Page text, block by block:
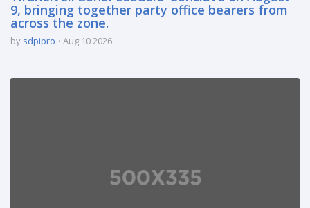
9, bringing together party office bearers from
across the zone.
by sdpipro Aug 10 2026